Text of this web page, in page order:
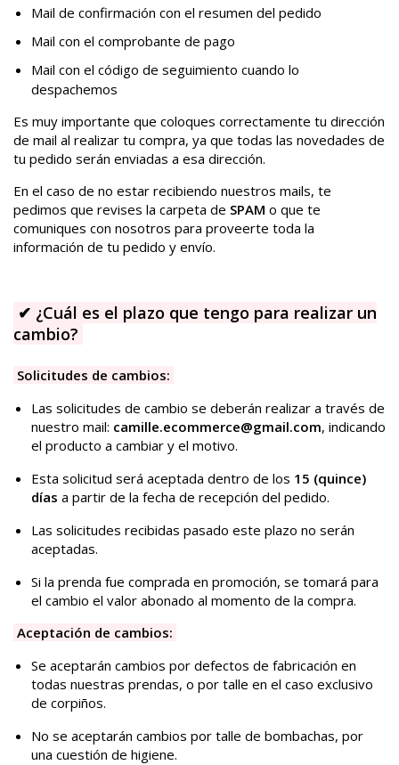
Mail de confirmación con el resumen del pedido
Mail con el comprobante de pago
Mail con el código de seguimiento cuando lo
despachemos
Es muy importante que coloques correctamente tu dirección
de mail al realizar tu compra, ya que todas las novedades de
tu pedido serán enviadas a esa dirección.
En el caso de no estar recibiendo nuestros mails, te
pedimos que revises la carpeta de SPAM o que te
comuniques con nosotros para proveerte toda la
información de tu pedido y envío.
✔ ¿Cuál es el plazo que tengo para realizar un
cambio?
Solicitudes de cambios:
Las solicitudes de cambio se deberán realizar a través de
nuestro mail: camille.ecommerce@gmail.com, indicando
el producto a cambiar y el motivo.
Esta solicitud será aceptada dentro de los 15 (quince)
días a partir de la fecha de recepción del pedido.
Las solicitudes recibidas pasado este plazo no serán
aceptadas.
Si la prenda fue comprada en promoción, se tomará para
el cambio el valor abonado al momento de la compra.
Aceptación de cambios:
Se aceptarán cambios por defectos de fabricación en
todas nuestras prendas, o por talle en el caso exclusivo
de corpiños.
No se aceptarán cambios por talle de bombachas, por
una cuestión de higiene.